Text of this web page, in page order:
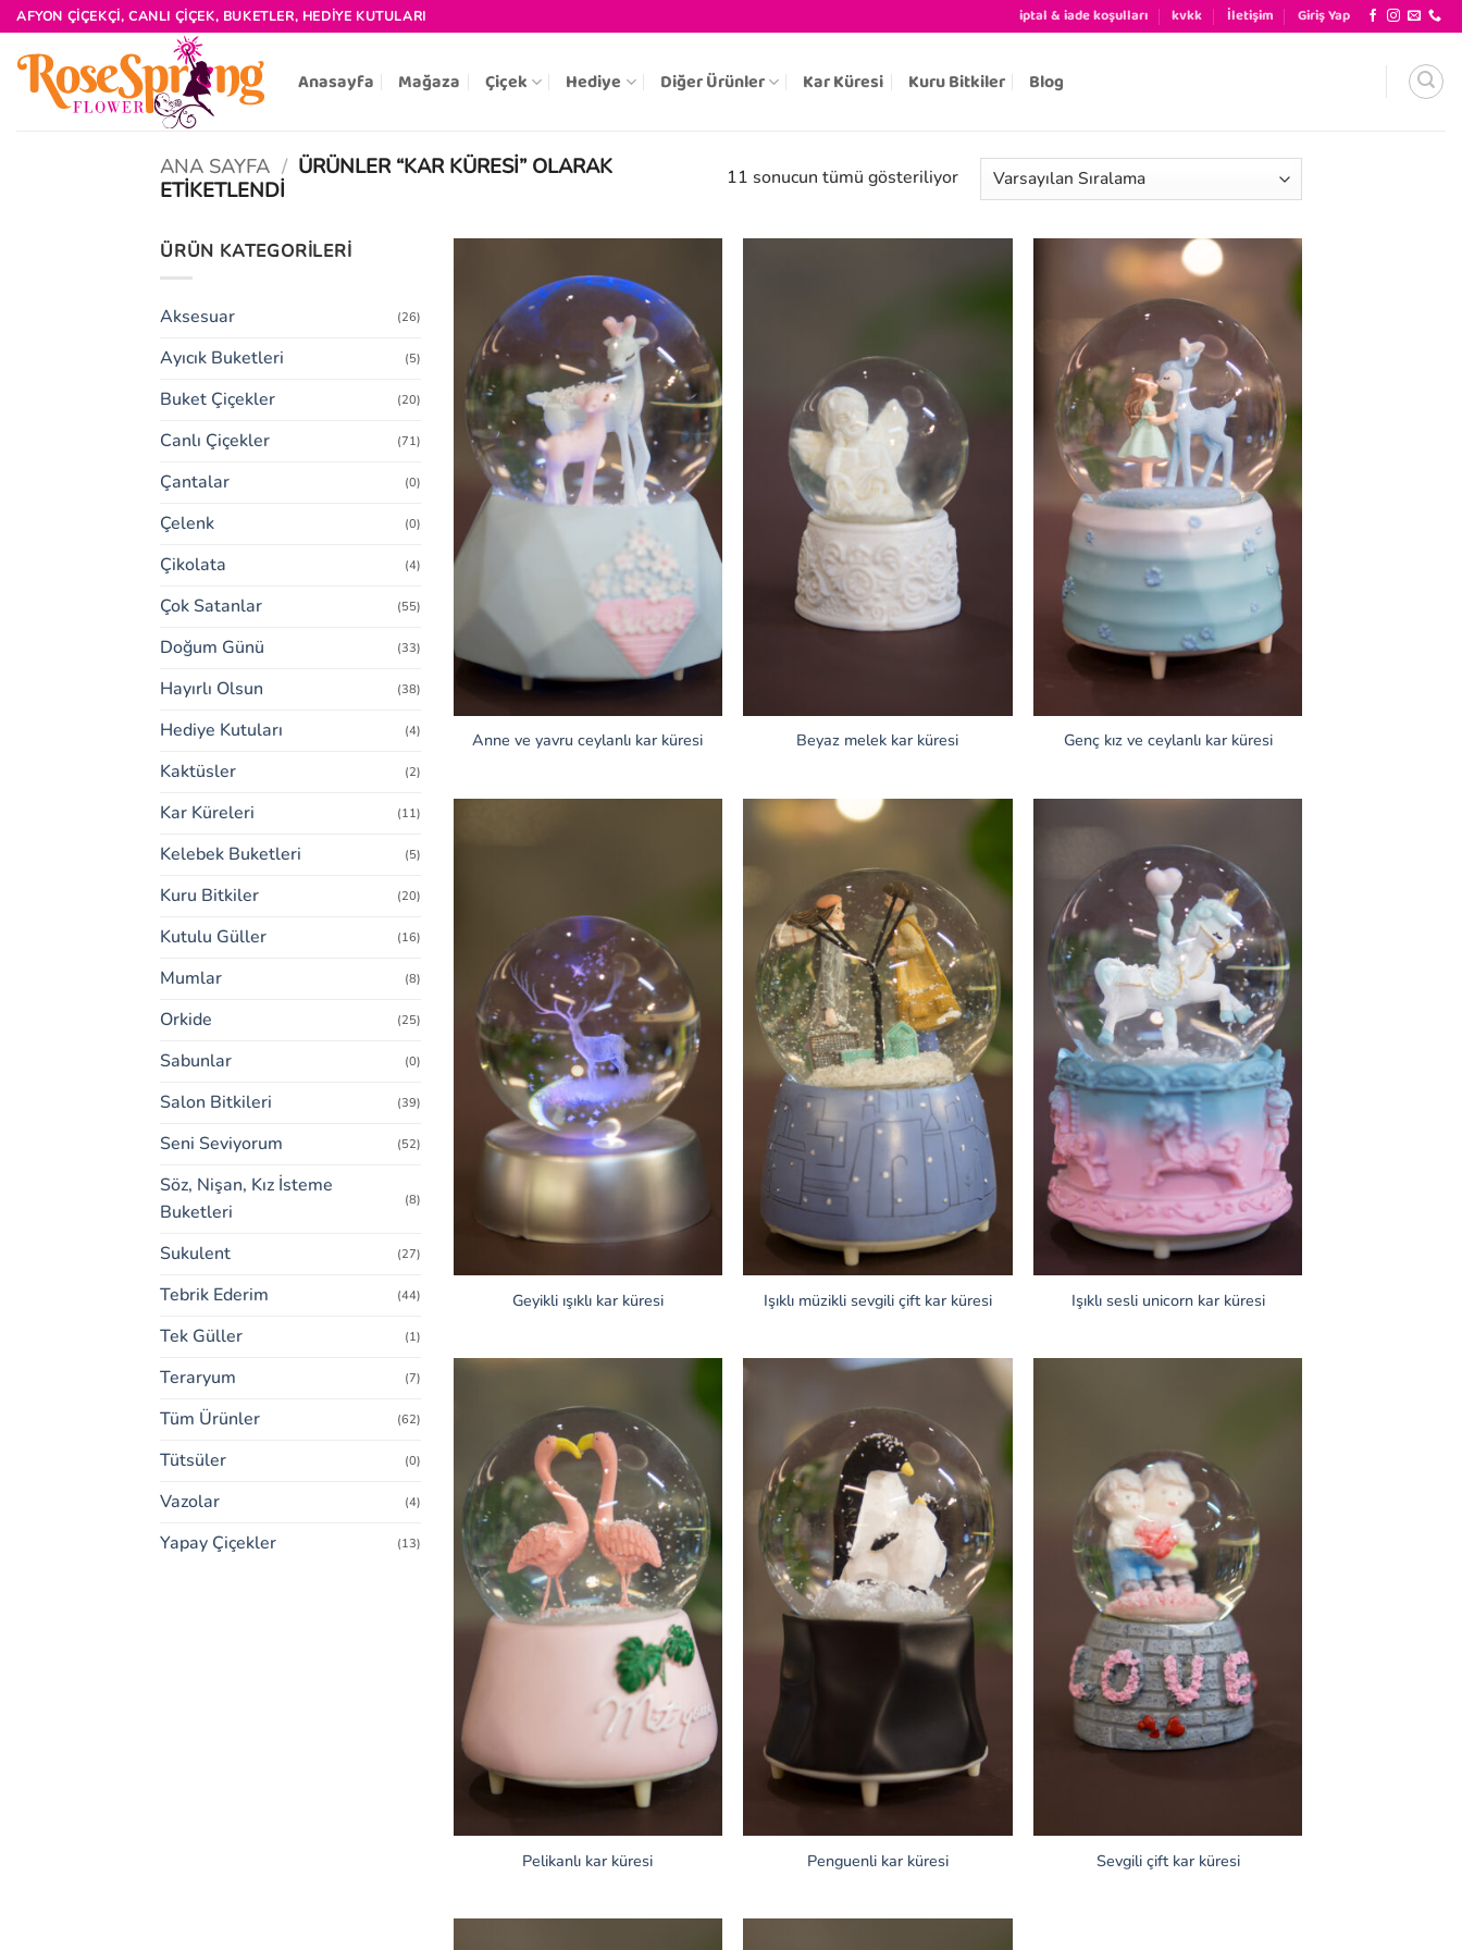
İçeriğe
atla
AFYON ÇIÇEKÇI, CANLI ÇIÇEK, BUKETLER, HEDIYE KUTULARI iptal & iade koşulları kvkk İletişim Giriş Yap
Anasayfa Mağaza Çiçek Hediye Diğer Ürünler Kar Küresi Kuru Bitkiler Blog
ANA SAYFA / ÜRÜNLER “KAR KÜRESI” OLARAK
ETIKETLENDI
11 sonucun tümü gösteriliyor
ÜRÜN KATEGORILERI
Aksesuar (26)
Ayıcık Buketleri (5)
Buket Çiçekler (20)
Canlı Çiçekler (71)
Çantalar (0)
Çelenk (0)
Çikolata (4)
Çok Satanlar (55)
Doğum Günü (33)
Hayırlı Olsun (38)
Hediye Kutuları (4)
Kaktüsler (2)
Kar Küreleri (11)
Kelebek Buketleri (5)
Kuru Bitkiler (20)
Kutulu Güller (16)
Mumlar (8)
Orkide (25)
Sabunlar (0)
Salon Bitkileri (39)
Seni Seviyorum (52)
Söz, Nişan, Kız İsteme
Buketleri
(8)
Sukulent (27)
Tebrik Ederim (44)
Tek Güller (1)
Teraryum (7)
Tüm Ürünler (62)
Tütsüler (0)
Vazolar (4)
Yapay Çiçekler (13)
Anne ve yavru ceylanlı kar küresi Beyaz melek kar küresi Genç kız ve ceylanlı kar küresi
Geyikli ışıklı kar küresi Işıklı müzikli sevgili çift kar küresi Işıklı sesli unicorn kar küresi
Pelikanlı kar küresi Penguenli kar küresi Sevgili çift kar küresi